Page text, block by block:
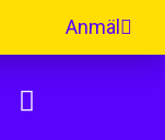
Anmäl